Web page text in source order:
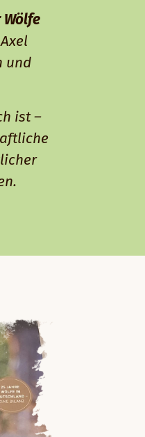
Wölfe
und
ist –